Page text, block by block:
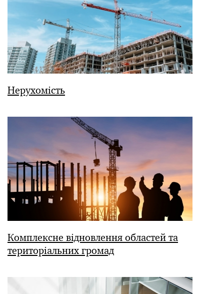
Нерухомість
Комплексне відновлення областей та
територіальних громад